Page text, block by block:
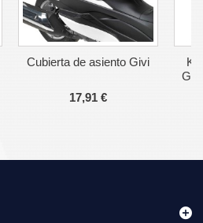
Cubierta de asiento Givi
17,91 €
Kit